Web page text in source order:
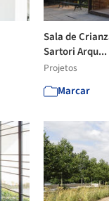
Sala de
Sartori Arqu...
Projetos
Marcar